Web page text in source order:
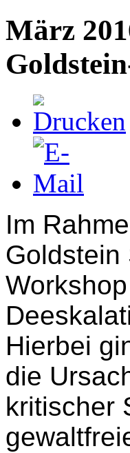
März
Im
Goldstein
Hierbei
die
kritischer